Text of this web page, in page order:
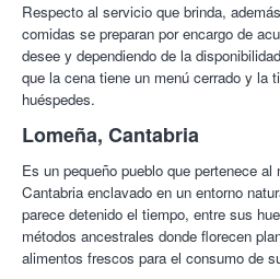
Respecto al servicio que brinda,
comidas se preparan por encargo de
desee y dependiendo de la
que la cena tiene un menú cerrado y la
huéspedes.
Lomeña, Cantabria
Es un pequeño pueblo que pertenece
Cantabria enclavado en un entorno
parece detenido el tiempo, entre sus
métodos ancestrales donde florecen
alimentos frescos para el consumo de